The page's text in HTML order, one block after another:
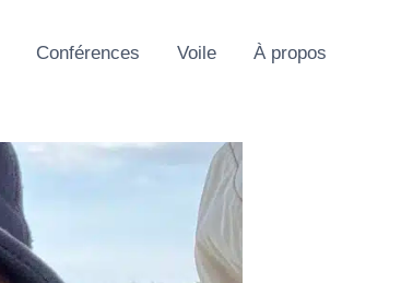
Conférences Voile À propos